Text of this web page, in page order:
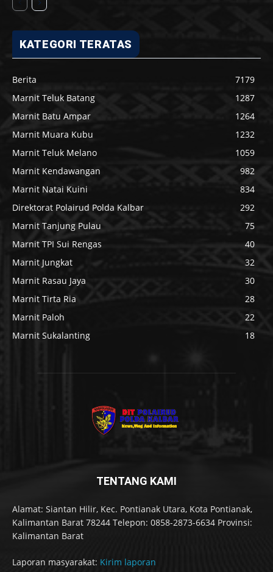
KATEGORI TERATAS
Berita
7179
Marnit Teluk Batang
1287
Marnit Batu Ampar
1264
Marnit Muara Kubu
1232
Marnit Teluk Melano
1059
Marnit Kendawangan
982
Marnit Natai Kuini
834
Direktorat Polairud Polda Kalbar
292
Marnit Tanjung Pulau
75
Marnit TPI Sui Rengas
40
Marnit Jungkat
32
Marnit Rasau Jaya
30
Marnit Tirta Ria
28
Marnit Paloh
22
Marnit Sukalanting
18
TENTANG KAMI
Alamat: Siantan Hilir, Kec. Pontianak Utara, Kota Pontianak,
Kalimantan Barat 78244 Telepon: 0858-2873-6634 Provinsi:
Kalimantan Barat
Laporan masyarakat: Kirim laporan